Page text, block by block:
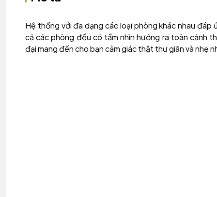
Hệ thống với đa dạng các loại phòng khác nhau đáp
cả các phòng đều có tầm nhìn hướng ra toàn cảnh
đại mang đến cho bạn cảm giác thật thư giãn và nhẹ